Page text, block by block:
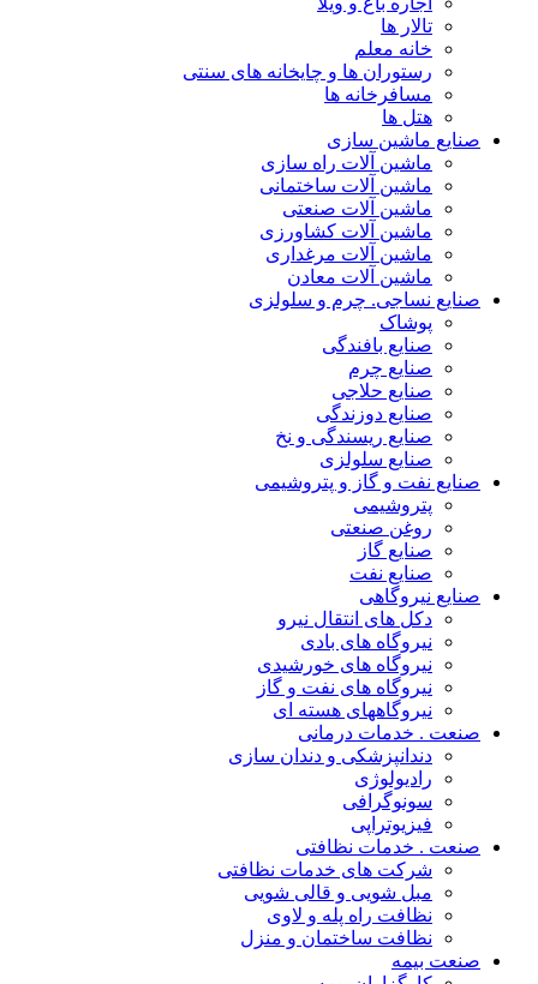
تالار ها
خانه معلم
رستوران ها و چایخانه های سنتی
مسافرخانه ها
هتل ها
صنایع ماشین سازی
ماشین آلات راه سازی
ماشین آلات ساختمانی
ماشین آلات صنعتی
ماشین آلات کشاورزی
ماشین آلات مرغداری
ماشین آلات معادن
صنایع نساجی. چرم و سلولزی
پوشاک
صنایع بافندگی
صنایع چرم
صنایع حلاجی
صنایع دوزندگی
صنایع ریسندگی و نخ
صنایع سلولزی
صنایع نفت و گاز و پتروشیمی
پتروشیمی
روغن صنعتی
صنایع گاز
صنایع نفت
صنایع نیروگاهی
دکل های انتقال نیرو
نیروگاه های بادی
نیروگاه های خورشیدی
نیروگاه های نفت و گاز
نیروگاههای هسته ای
صنعت . خدمات درمانی
دندانپزشکی و دندان سازی
رادیولوژی
سونوگرافی
فیزیوتراپی
صنعت . خدمات نظافتی
شرکت های خدمات نظافتی
مبل شویی و قالی شویی
نظافت راه پله و لاوی
نظافت ساختمان و منزل
صنعت بیمه